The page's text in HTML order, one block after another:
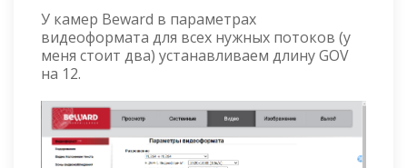
У камер Beward в параметрах
видеоформата для всех нужных потоков (у
меня стоит два) устанавливаем длину GOV
на 12.